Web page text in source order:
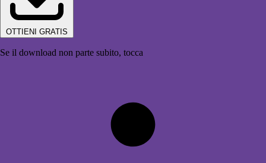
OTTIENI GRATIS
Se il download non parte subito, tocca